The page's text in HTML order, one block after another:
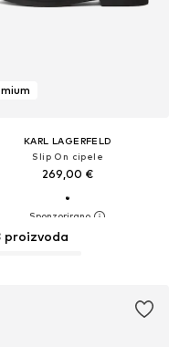
KARL LAGERFELD
Slip On cipele
269,00 €
proizvoda